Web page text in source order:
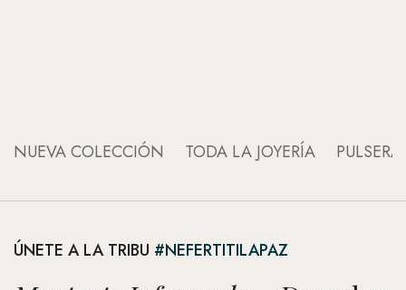
NUEVA COLECCIÓN TODA LA JOYERÍA
ÚNETE A LA TRIBU #NEFERTITILAPAZ